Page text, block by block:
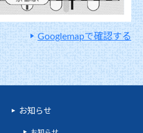
Googlemapで確認する
お知らせ